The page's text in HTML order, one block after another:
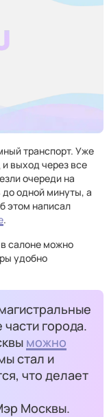
транспорт. Уже
выход через все
очереди на
одной минуты, а
этом написал
.
салоне можно
удобно
города.
можно
стал и
что делает
Москвы.